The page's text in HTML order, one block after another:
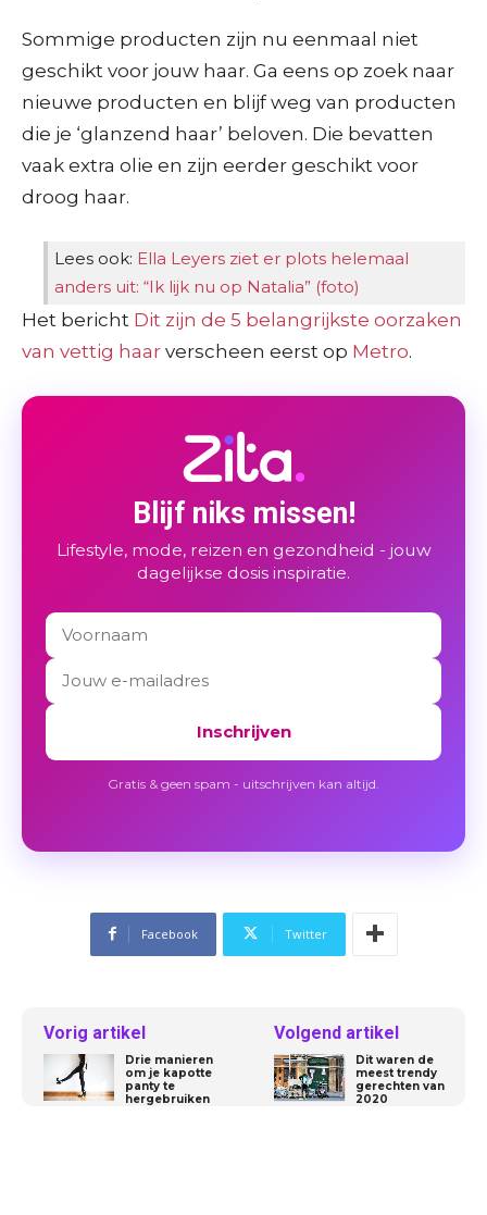
Sommige producten zijn nu eenmaal niet
geschikt voor jouw haar. Ga eens op zoek naar
nieuwe producten en blijf weg van producten
die je ‘glanzend haar’ beloven. Die bevatten
vaak extra olie en zijn eerder geschikt voor
droog haar.
Lees ook: Ella Leyers ziet er plots helemaal
anders uit: “Ik lijk nu op Natalia” (foto)
Het bericht Dit zijn de 5 belangrijkste oorzaken
van vettig haar verscheen eerst op Metro.
Blijf niks missen!
Lifestyle, mode, reizen en gezondheid - jouw
dagelijkse dosis inspiratie.
Inschrijven
Gratis & geen spam - uitschrijven kan altijd.
Facebook Twitter
Vorig artikel
Drie manieren
om je kapotte
panty te
hergebruiken
Volgend artikel
Dit waren de
meest trendy
gerechten van
2020